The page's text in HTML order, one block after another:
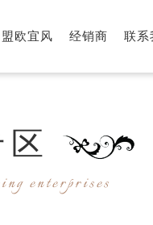
盟欧宜风 经销商 联系
enterprises